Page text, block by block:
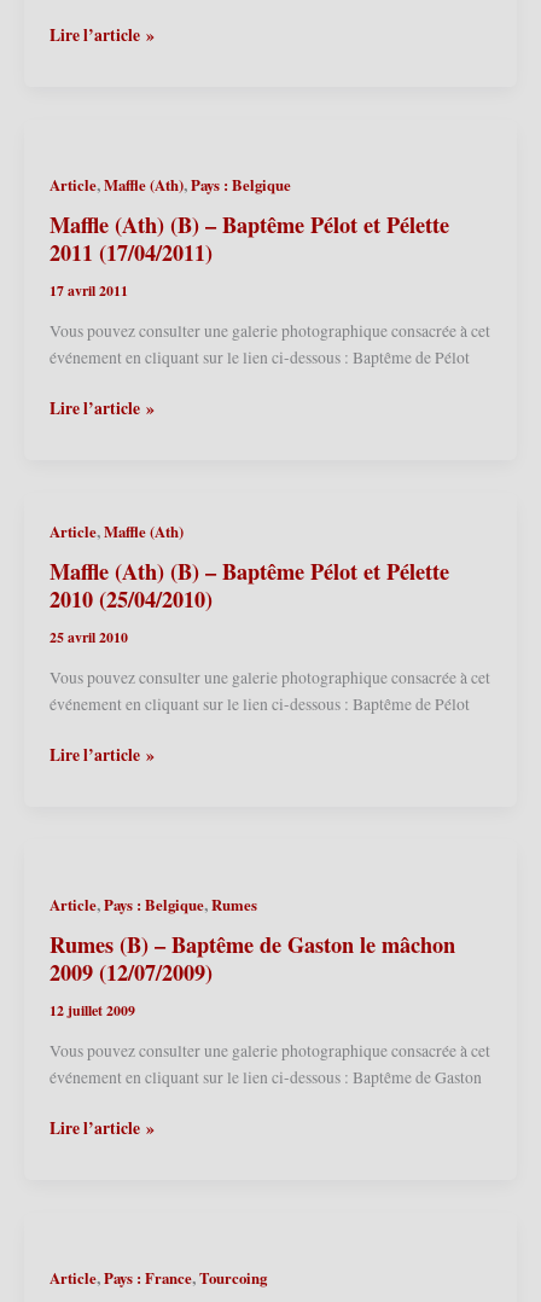
Sequedin
2011
(02/06/2011)
Lire l’article »
Article,Maffle (Ath),Pays : Belgique
Maffle (Ath) (B) – Baptême Pélot et Pélette
2011 (17/04/2011)
17 avril 2011
Vous pouvez consulter une galerie photographique consacrée à cet
événement en cliquant sur le lien ci-dessous : Baptême de Pélot
Maffle
Pélot
et
Pélette
(17/04/2011)
Lire l’article »
Article,Maffle (Ath)
Maffle (Ath) (B) – Baptême Pélot et Pélette
2010 (25/04/2010)
25 avril 2010
Vous pouvez consulter une galerie photographique consacrée à cet
événement en cliquant sur le lien ci-dessous : Baptême de Pélot
Maffle
et
Pélette
2010
Lire l’article »
Article,Pays : Belgique,Rumes
Rumes (B) – Baptême de Gaston le mâchon
2009 (12/07/2009)
12 juillet 2009
Vous pouvez consulter une galerie photographique consacrée à cet
événement en cliquant sur le lien ci-dessous : Baptême de Gaston
Rumes
le
Lire l’article »
Article,Pays : France,Tourcoing